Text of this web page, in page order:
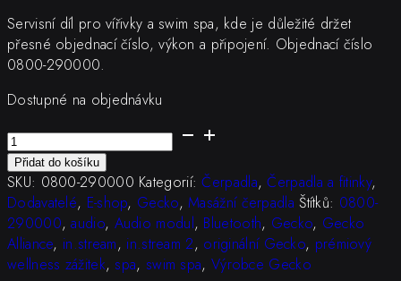
Servisní díl pro vířivky a swim spa, kde je důležité držet
přesné objednací číslo, výkon a připojení. Objednací číslo
0800-290000.
Dostupné na objednávku
Gecko
Maelstrom
MS-
1
2.5HP
1rychlostní
čerpadlo
Přidat do košíku
SKU: 0800-290000 Kategorií:Čerpadla,Čerpadla a fitinky,
Dodavatelé, E-shop, Gecko,Masážní čerpadla Štítků: 0800-
290000,audio, Audio modul, Bluetooth, Gecko, Gecko
Alliance, in.stream, in.stream 2, originální Gecko, prémiový
wellness zážitek, spa, swim spa, Výrobce Gecko